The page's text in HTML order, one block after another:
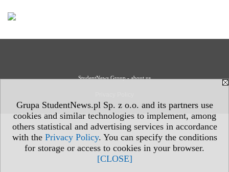
Grupa StudentNews.pl Sp. z o.o. and its partners use
cookies and similar technologies to implement, among
others statistical and advertising services in accordance
with the Privacy Policy. You can specify the conditions
for storage or access to cookies in your browser.
[CLOSE]
StudentNews Group - about us